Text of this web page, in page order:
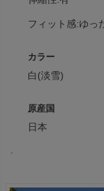
フィット感:ゆっ
カラー
白(淡雪)
原産国
日本
.